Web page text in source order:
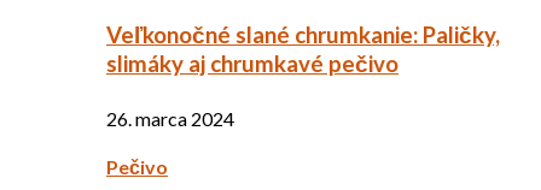
Veľkonočné slané chrumkanie: Paličky,
slimáky aj chrumkavé pečivo
26. marca 2024
Pečivo